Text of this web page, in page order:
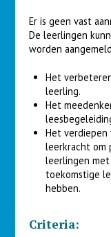
Er is geen vast
De leerlingen
worden
Het
leerling.
Het
Het verdiepen
leerkracht om
leerlingen
toekomstige
hebben.
Criteria: